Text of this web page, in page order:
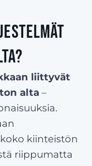
liittyvät
alta –
kiinteistön
riippumatta